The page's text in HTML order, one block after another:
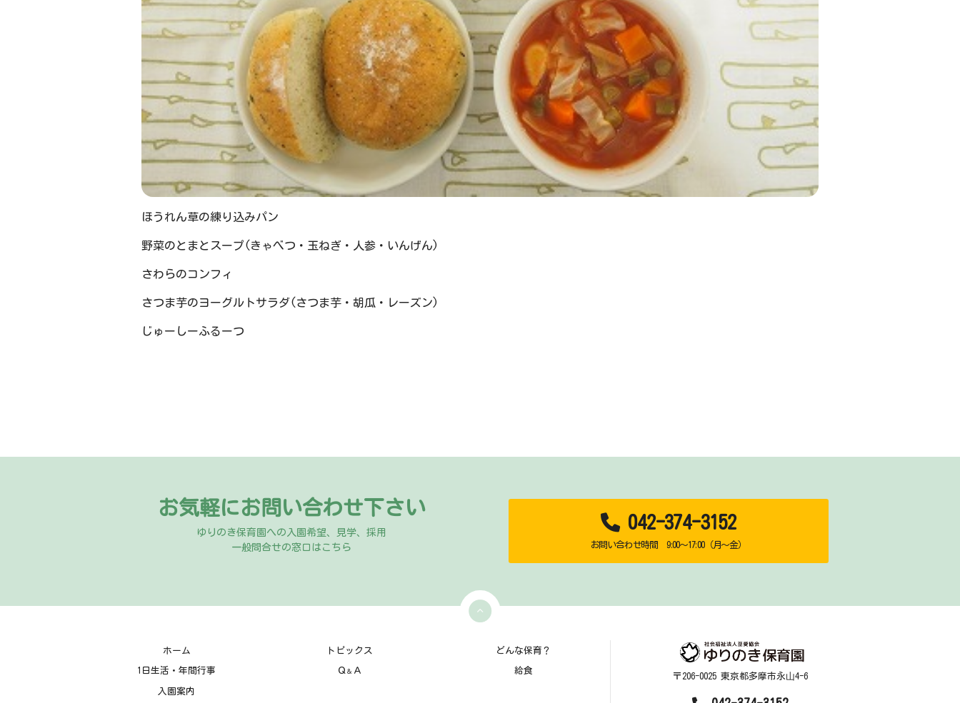
ほうれん草の練り込みパン
野菜のとまとスープ(きゃべつ・玉ねぎ・人参・いんげん)
さわらのコンフィ
さつま芋のヨーグルトサラダ(さつま芋・胡瓜・レーズン)
じゅーしーふるーつ
お気軽にお問い合わせ下さい
ゆりのき保育園への入園希望、見学、採用
一般問合せの窓口はこちら
042-374-3152
お問い合わせ時間 9:00～17:00（月～金）
ホーム トピックス どんな保育？
1日生活・年間行事 Ｑ ＆ Ａ 給食
入園案内
〒206-0025 東京都多摩市永⼭4-6